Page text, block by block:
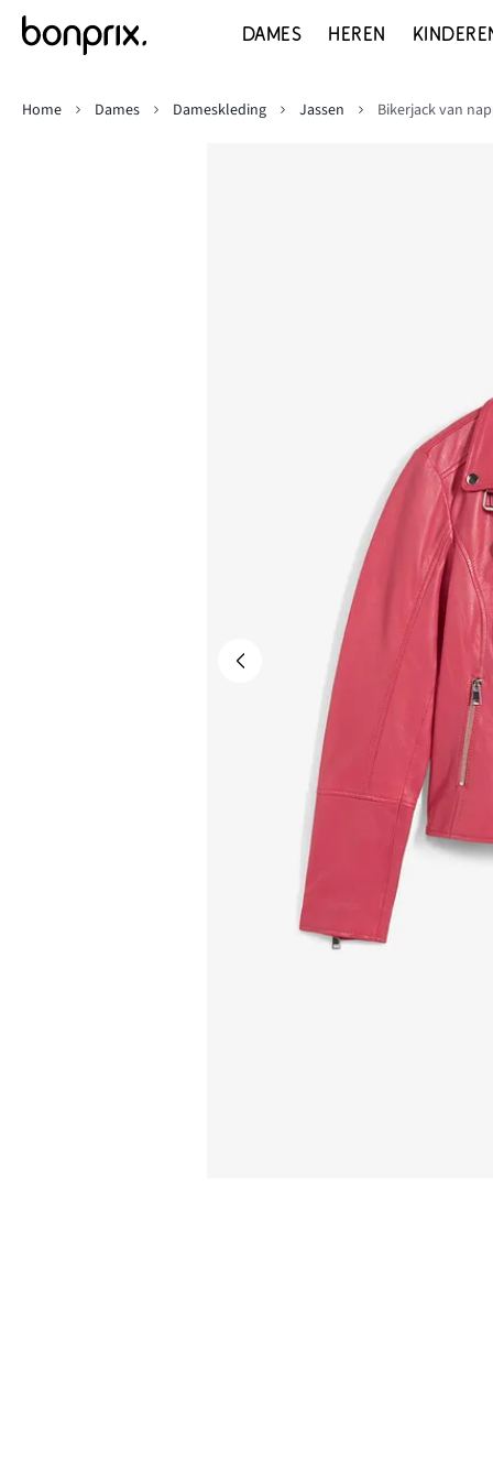
DAMES HEREN
Home
Dames Dameskleding Jassen Bikerjack van